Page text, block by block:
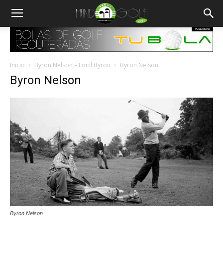
Inicio Byron Nelson – Lord Byron Byron Nelson
Byron Nelson
Byron Nelson